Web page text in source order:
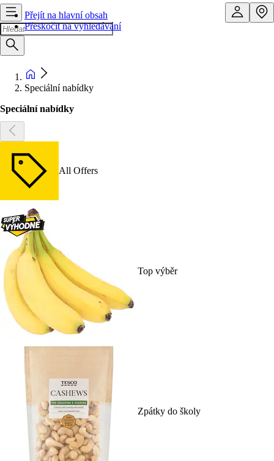
Přejít na hlavní obsah
Přeskočit na vyhledávání
Speciální nabídky
Speciální nabídky
All Offers
Top výběr
Zpátky do školy